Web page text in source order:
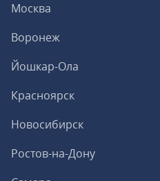
Москва
Воронеж
Йошкар-Ола
Красноярск
Новосибирск
Ростов-на-Дону